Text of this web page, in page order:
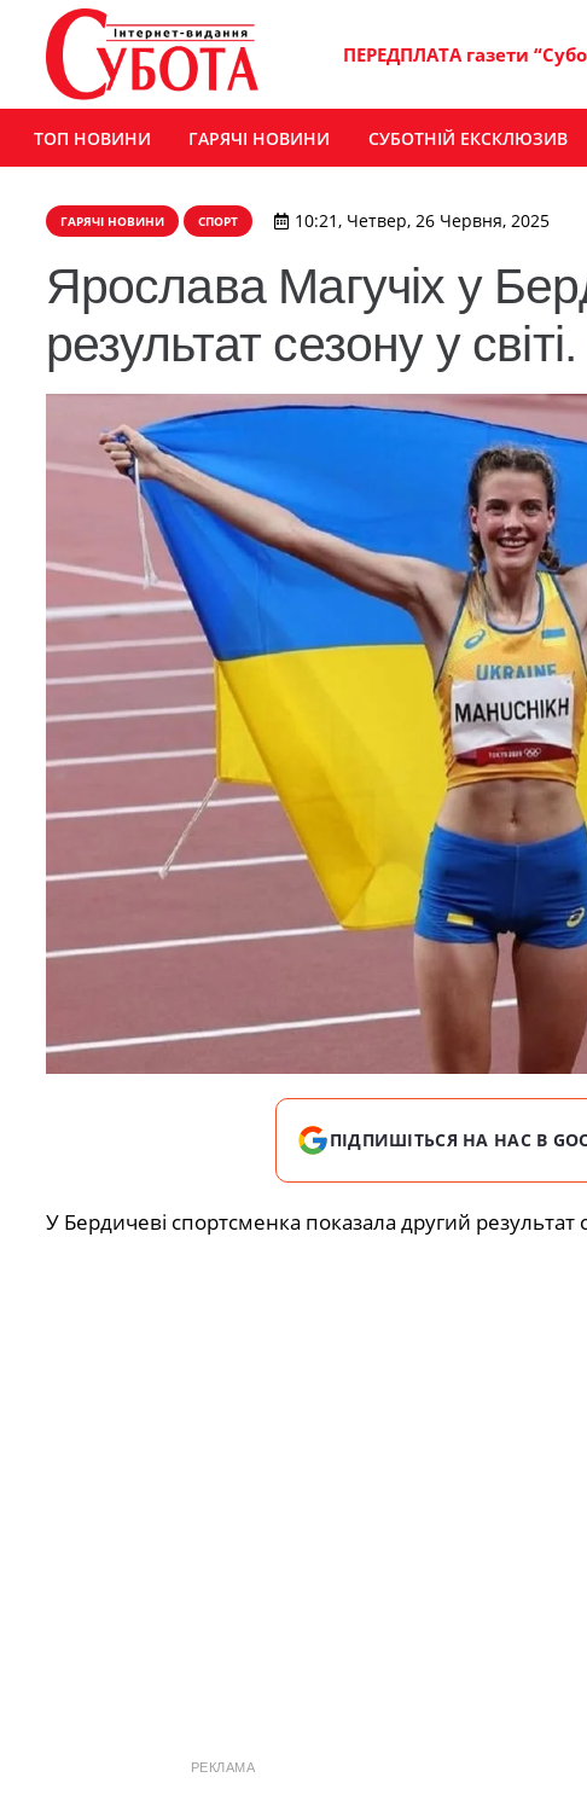
ПЕРЕДПЛАТА газети
ТОП НОВИНИ ГАРЯЧІ НОВИНИ СУБОТНІЙ ЕКСКЛЮЗИВ
ГАРЯЧІ НОВИНИ СПОРТ 10:21, Четвер, 26 Червня, 2025
Ярослава Магучіх у
результат сезону у
ПІДПИШІТЬСЯ НА НАС В
У Бердичеві спортсменка показала другий результат
РЕКЛАМА